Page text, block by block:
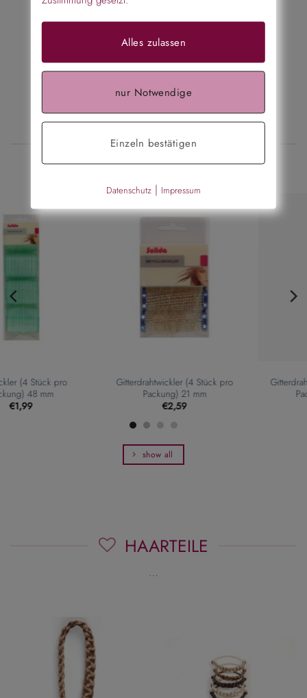
€19,95
LOCKENWICKLER
Gitterdrahtwickler (3 Stück pro
Gitterdrahtwickler (3 Stück pro
show all
HAARTEILE
…
Alles zulassen
nur Notwendige
Einzeln bestätigen
Datenschutz| Impressum